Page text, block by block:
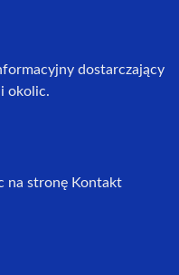
dostarczający
okolic.
na stronę Kontakt